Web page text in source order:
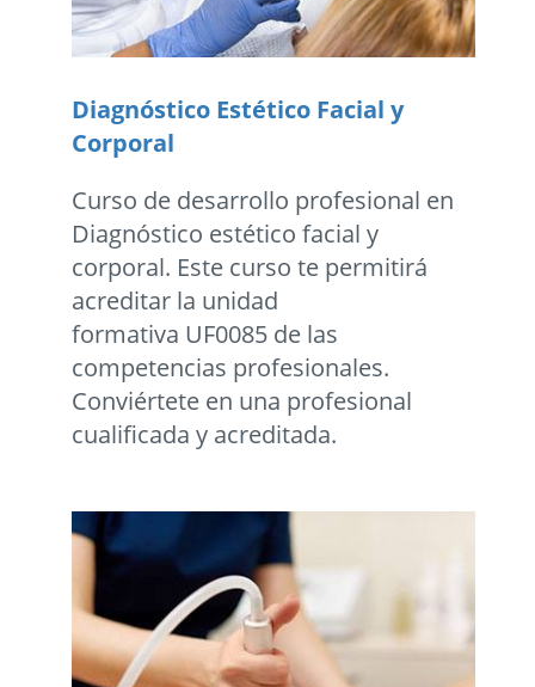
Diagnóstico Estético Facial y
Corporal
Curso de desarrollo profesional en
Diagnóstico estético facial y
corporal. Este curso te permitirá
acreditar la unidad
formativa UF0085 de las
competencias profesionales.
Conviértete en una profesional
cualificada y acreditada.